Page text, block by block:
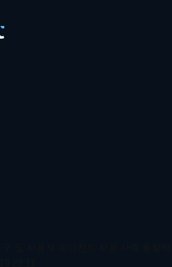
분석 도구 및 사용자 에
저와 서버 간의 상호 작용에 중요한